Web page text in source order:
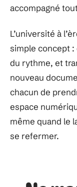
accompagné
L’université à
simple concept
du rythme, et
nouveau
chacun de
espace
même quand le
se refermer.